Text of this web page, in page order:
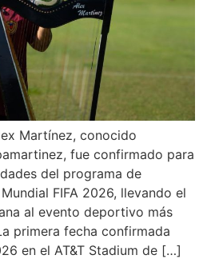
Martínez, conocido
fue confirmado para
del programa de
FIFA 2026, llevando el
al evento deportivo más
primera fecha confirmada
en el AT&T Stadium de […]